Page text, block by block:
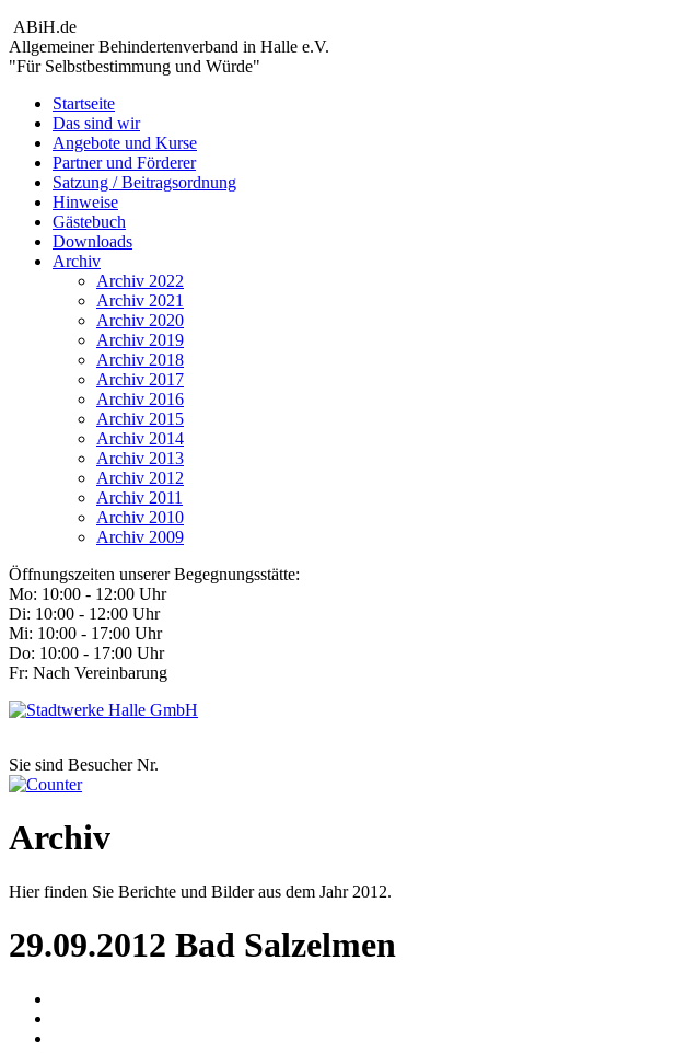
ABiH.de
Allgemeiner Behindertenverband in Halle e.V.
"Für Selbstbestimmung und Würde"
Startseite
Das sind wir
Angebote und Kurse
Partner und Förderer
Satzung / Beitragsordnung
Hinweise
Gästebuch
Downloads
Archiv
Archiv 2022
Archiv 2021
Archiv 2020
Archiv 2019
Archiv 2018
Archiv 2017
Archiv 2016
Archiv 2015
Archiv 2014
Archiv 2013
Archiv 2012
Archiv 2011
Archiv 2010
Archiv 2009
Öffnungszeiten unserer Begegnungsstätte:
Mo: 10:00 - 12:00 Uhr
Di: 10:00 - 12:00 Uhr
Mi: 10:00 - 17:00 Uhr
Do: 10:00 - 17:00 Uhr
Fr: Nach Vereinbarung
Sie sind Besucher Nr.
Archiv
Hier finden Sie Berichte und Bilder aus dem Jahr 2012.
29.09.2012 Bad Salzelmen